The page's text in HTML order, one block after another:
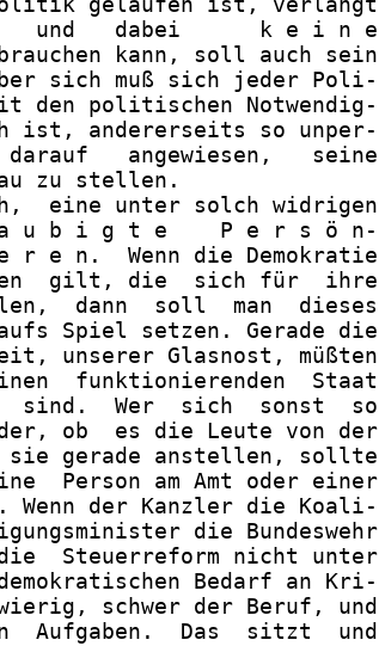
und   dabei      k e i n e
kann, soll auch sein
sich muß sich jeder Poli-
den politischen Notwendig-
ist, andererseits so unper-
angewiesen,   seine
zu stellen.
eine unter solch widrigen
u b i g t e    P e r s ö n-
r e n.  Wenn die Demokratie
gilt, die  sich für  ihre
dann  soll  man  dieses
Spiel setzen. Gerade die
unserer Glasnost, müßten
funktionierenden  Staat
sind.  Wer  sich  sonst  so
ob  es die Leute von der
gerade anstellen, sollte
Person am Amt oder einer
Wenn der Kanzler die Koali-
die Bundeswehr
Steuerreform nicht unter
Bedarf an Kri-
schwer der Beruf, und
Aufgaben.  Das  sitzt  und